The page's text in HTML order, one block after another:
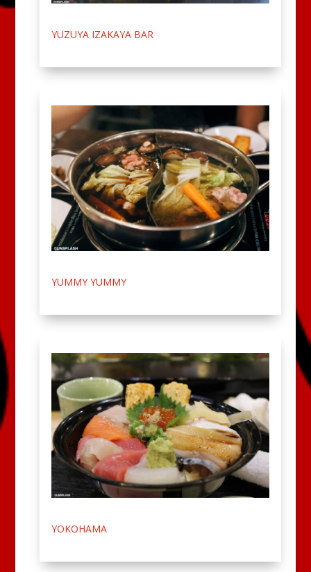
YUZUYA IZAKAYA BAR
YUMMY YUMMY
YOKOHAMA